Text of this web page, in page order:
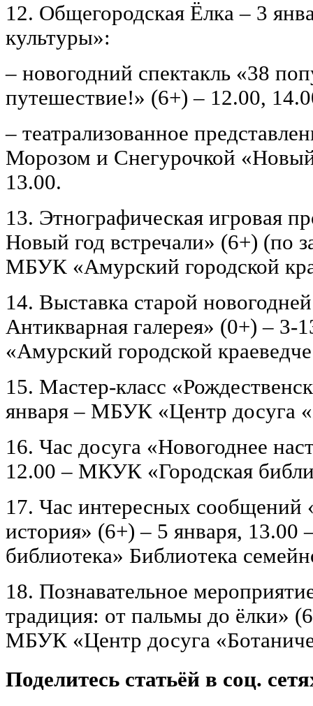
12. Общегородская Ёлка – 3
культуры»:
– новогодний спектакль «38
путешествие!» (6+) – 12.00,
– театрализованное
Морозом и Снегурочкой
13.00.
13. Этнографическая игровая
Новый год встречали» (6+) (по
МБУК «Амурский городской
14. Выставка старой
Антикварная галерея» (0+) –
«Амурский городской
15. Мастер-класс
января – МБУК «Центр досуга
16. Час досуга «Новогоднее
12.00 – МКУК «Городская
17. Час интересных сообщений
история» (6+) – 5 января,
библиотека» Библиотека
18. Познавательное
традиция: от пальмы до ёлки»
МБУК «Центр досуга
Поделитесь статьёй в соц.